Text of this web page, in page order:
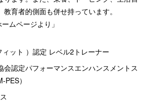
育者的側面も併せ持っています。
ムページより」
ィット ）認定 レベル2トレーナー
会認定パフォーマンスエンハンスメントス
）